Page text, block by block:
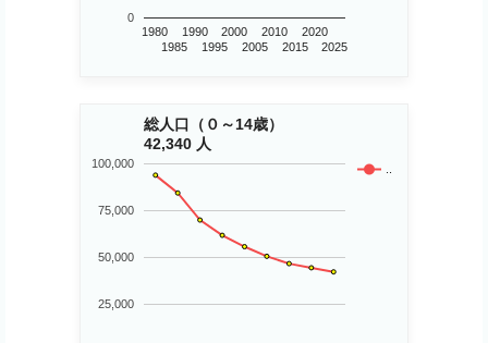
1980
1985
1990
1995
2000
2005
2010
2015
2020
2025
0
総人口（０～14歳）
42,340 人
..
25,000
50,000
75,000
100,000